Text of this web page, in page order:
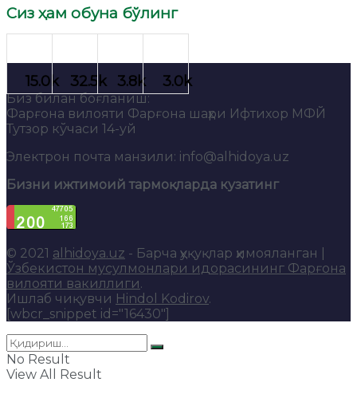
Сиз ҳам обуна бўлинг
Биз билан боғланиш:
Фарғона вилояти Фарғона шаҳри Ифтихор МФЙ
Тутзор кўчаси 14-уй
Электрон почта манзили: info@alhidoya.uz
Бизни ижтимоий тармоқларда кузатинг
© 2021 alhidoya.uz - Барча ҳуқуқлар ҳимояланган |
Ўзбекистон мусулмонлари идорасининг Фарғона
вилояти вакиллиги.
Ишлаб чиқувчи Hindol Kodirov.
[wbcr_snippet id="16430"]
No Result
View All Result